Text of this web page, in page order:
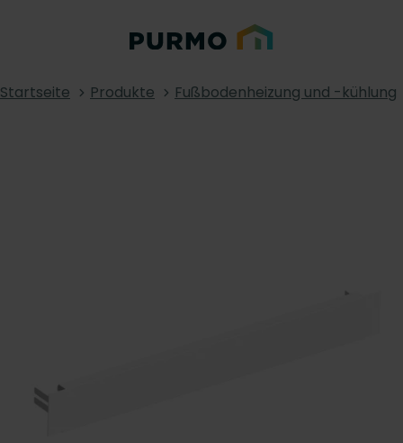
Startseite Produkte Fußbodenheizung und -kühlung